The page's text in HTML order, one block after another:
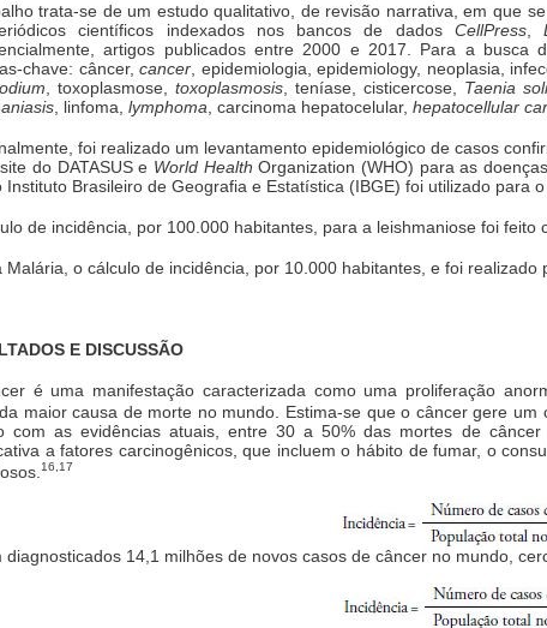
trata-se de um estudo qualitativo, de revisão narrativa, em que
científicos indexados nos bancos de dados CellPress,
artigos publicados entre 2000 e 2017. Para a busca
chave: câncer, cancer, epidemiologia, epidemiology, neoplasia,
, toxoplasmose, toxoplasmosis, teníase, cisticercose, Taenia
, linfoma, lymphoma, carcinoma hepatocelular, hepatocellular
foi realizado um levantamento epidemiológico de casos
do DATASUS e World Health Organization (WHO) para as
Instituto Brasileiro de Geografia e Estatística (IBGE) foi utilizado para
de incidência, por 100.000 habitantes, para a leishmaniose foi feito
Malária, o cálculo de incidência, por 10.000 habitantes, e foi realizado
E DISCUSSÃO
é uma manifestação caracterizada como uma proliferação
maior causa de morte no mundo. Estima-se que o câncer gere
com as evidências atuais, entre 30 a 50% das mortes de
a fatores carcinogênicos, que incluem o hábito de fumar, o
16,17
diagnosticados 14,1 milhões de novos casos de câncer no mundo,